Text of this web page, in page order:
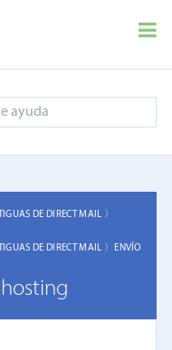
DE DIRECT MAIL 〉
DE DIRECT MAIL 〉 ENVÍO